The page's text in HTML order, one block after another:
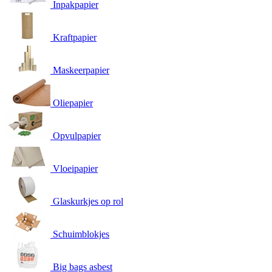
Inpakpapier
Kraftpapier
Maskeerpapier
Oliepapier
Opvulpapier
Vloeipapier
Glaskurkjes op rol
Schuimblokjes
Big bags asbest